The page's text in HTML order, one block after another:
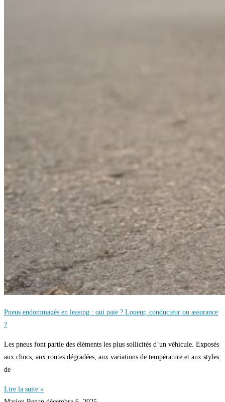
Pneus endommagés en leasing : qui paie ? Loueur, conducteur ou assurance
?
Les pneus font partie des éléments les plus sollicités d’un véhicule. Exposés
aux chocs, aux routes dégradées, aux variations de température et aux styles
de
Lire la suite »